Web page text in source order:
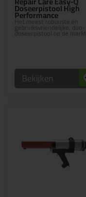
Doseerpistool High
Performance
Het meest robuuste en
gebruiksvriendelijke, duo-
doseerpistool op de markt
Bekijken